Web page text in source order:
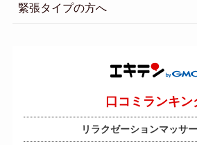
緊張タイプの方へ